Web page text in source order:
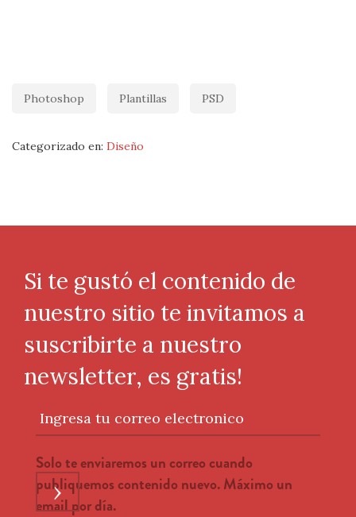
Photoshop Plantillas PSD
Categorizado en: Diseño
Si te gustó el contenido de
nuestro sitio te invitamos a
suscribirte a nuestro
newsletter, es gratis!
Ingresa tu correo electronico
Solo te enviaremos un correo cuando
publiquemos contenido nuevo. Máximo un
email por día.
›